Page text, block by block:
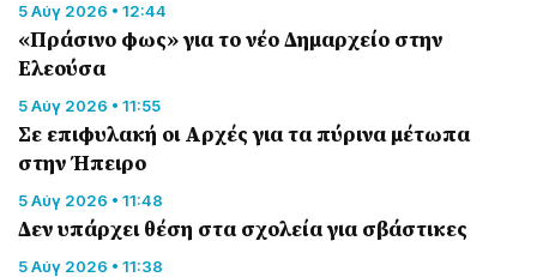
5 Αύγ 2026 • 12:44
«Πράσινο φως» για το νέο Δημαρχείο στην
Ελεούσα
5 Αύγ 2026 • 11:55
Σε επιφυλακή οι Αρχές για τα πύρινα μέτωπα
στην Ήπειρο
5 Αύγ 2026 • 11:48
Δεν υπάρχει θέση στα σχολεία για σβάστικες
5 Αύγ 2026 • 11:38